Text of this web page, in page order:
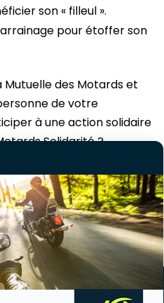
son « filleul ».
pour étoffer son
Mutuelle des Motards et
de votre
à une action solidaire
Solidarité ?
ligne dans votre